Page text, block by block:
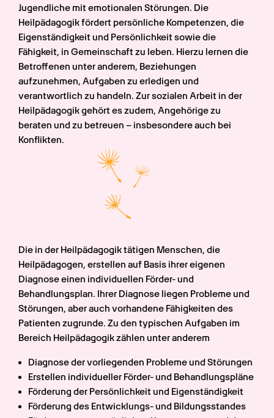
Jugendliche mit emotionalen Störungen. Die
Heilpädagogik fördert persönliche Kompetenzen, die
Eigenständigkeit und Persönlichkeit sowie die
Fähigkeit, in Gemeinschaft zu leben. Hierzu lernen die
Betroffenen unter anderem, Beziehungen
aufzunehmen, Aufgaben zu erledigen und
verantwortlich zu handeln. Zur sozialen Arbeit in der
Heilpädagogik gehört es zudem, Angehörige zu
beraten und zu betreuen – insbesondere auch bei
Konflikten.
Die in der Heilpädagogik tätigen Menschen, die
Heilpädagogen, erstellen auf Basis ihrer eigenen
Diagnose einen individuellen Förder- und
Behandlungsplan. Ihrer Diagnose liegen Probleme und
Störungen, aber auch vorhandene Fähigkeiten des
Patienten zugrunde. Zu den typischen Aufgaben im
Bereich Heilpädagogik zählen unter anderem
Diagnose der vorliegenden Probleme und Störungen
Erstellen individueller Förder- und Behandlungspläne
Förderung der Persönlichkeit und Eigenständigkeit
Förderung des Entwicklungs- und Bildungsstandes